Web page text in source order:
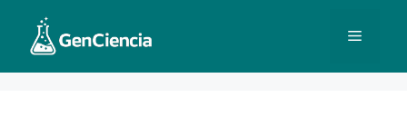
contenido
Menú